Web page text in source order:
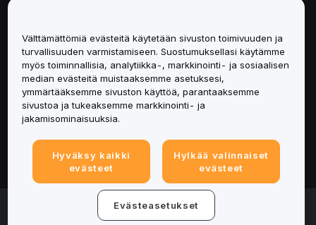
Palvelut
Tuki
Tuotteet
Lakiasiat
© 2025-2026 Bybit.eu. Kaikki oikeudet pidätetään.
Välttämättömiä evästeitä käytetään sivuston toimivuuden ja
turvallisuuden varmistamiseen. Suostumuksellasi käytämme
myös toiminnallisia, analytiikka-, markkinointi- ja sosiaalisen
median evästeitä muistaaksemme asetuksesi,
ymmärtääksemme sivuston käyttöä, parantaaksemme
sivustoa ja tukeaksemme markkinointi- ja
jakamisominaisuuksia.
Hyväksy kaikki
evästeet
Hylkää valinnaiset
evästeet
Evästeasetukset